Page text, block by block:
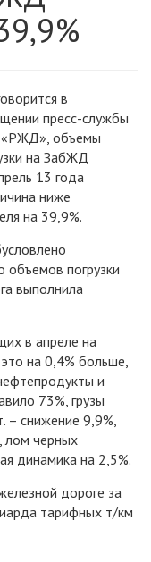
в
пресс-службы
объемы
на ЗабЖД
13 года
ниже
на 39,9%.
погрузки
выполнила
в апреле на
на 0,4% больше,
и
73%, грузы
– снижение 9,9%,
лом черных
динамика на 2,5%.
дороге за
тарифных т/км